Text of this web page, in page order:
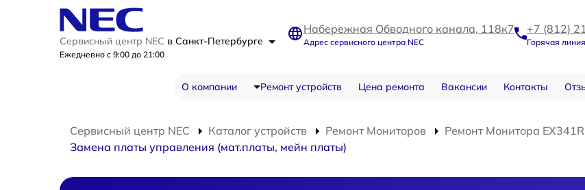
Сервисный центр NEC в Санкт-Петербурге
Ежедневно с 9:00 до 21:00
Набережная Обводного канала, 118к7
Адрес сервисного центра NEC
+7 (812)
Горячая линия
О компании Ремонт устройств Цена ремонта Вакансии Контакты
Сервисный центр NEC Каталог устройств Ремонт Мониторов
Ремонт Монитора EX341R
Замена платы управления (мат.платы, мейн платы)